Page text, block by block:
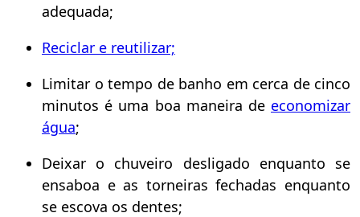
adequada;
Reciclar e reutilizar;
Limitar o tempo de banho em cerca de cinco
minutos é uma boa maneira de economizar
água;
Deixar o chuveiro desligado enquanto se
ensaboa e as torneiras fechadas enquanto
se escova os dentes;